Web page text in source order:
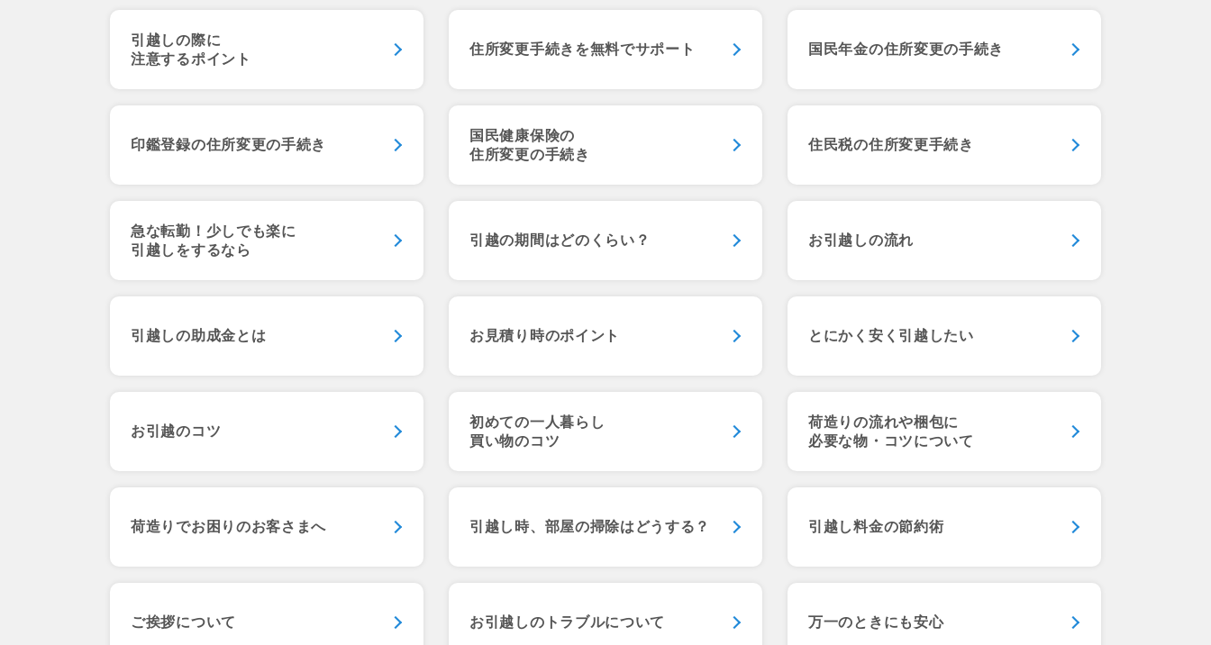
引越しの際に
注意するポイント
住所変更手続きを無料でサポート 国民年金の住所変更の手続き
印鑑登録の住所変更の手続き
国民健康保険の
住所変更の手続き
住民税の住所変更手続き
急な転勤！少しでも楽に
引越しをするなら
引越の期間はどのくらい？ お引越しの流れ
引越しの助成金とは お見積り時のポイント とにかく安く引越したい
お引越のコツ
初めての一人暮らし
買い物のコツ
荷造りの流れや梱包に
必要な物・コツについて
荷造りでお困りのお客さまへ 引越し時、部屋の掃除はどうする？ 引越し料金の節約術
ご挨拶について お引越しの トラブルについて 万一のときにも安心